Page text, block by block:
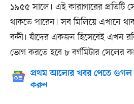
১৯৫৫ সালে। এই কারাগারের প্রতিটি
থাকতে পারেন। সব মিলিয়ে এখানে
বন্দী। যাঁদের একজন হিসেবেই এখন
ভোগ করতে হবে ৮ বর্গমিটার সেলের
প্রথম আলোর খবর পেতে গুগল
করুন